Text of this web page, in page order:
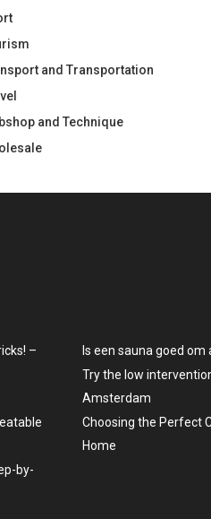
and Transportation
and Technique
–
by-
Is een sauna goed om
Try the low
Amsterdam
Choosing the Perfect
Home